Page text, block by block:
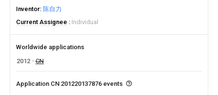
Inventor 陈自力
Current Assignee
Individual
Worldwide applications
2012
CN
Application CN 201220137876 events